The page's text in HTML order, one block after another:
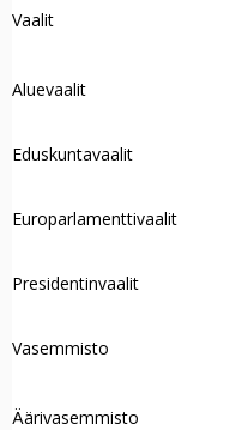
Vaalit
Aluevaalit
Eduskuntavaalit
Europarlamenttivaalit
Presidentinvaalit
Vasemmisto
Äärivasemmisto